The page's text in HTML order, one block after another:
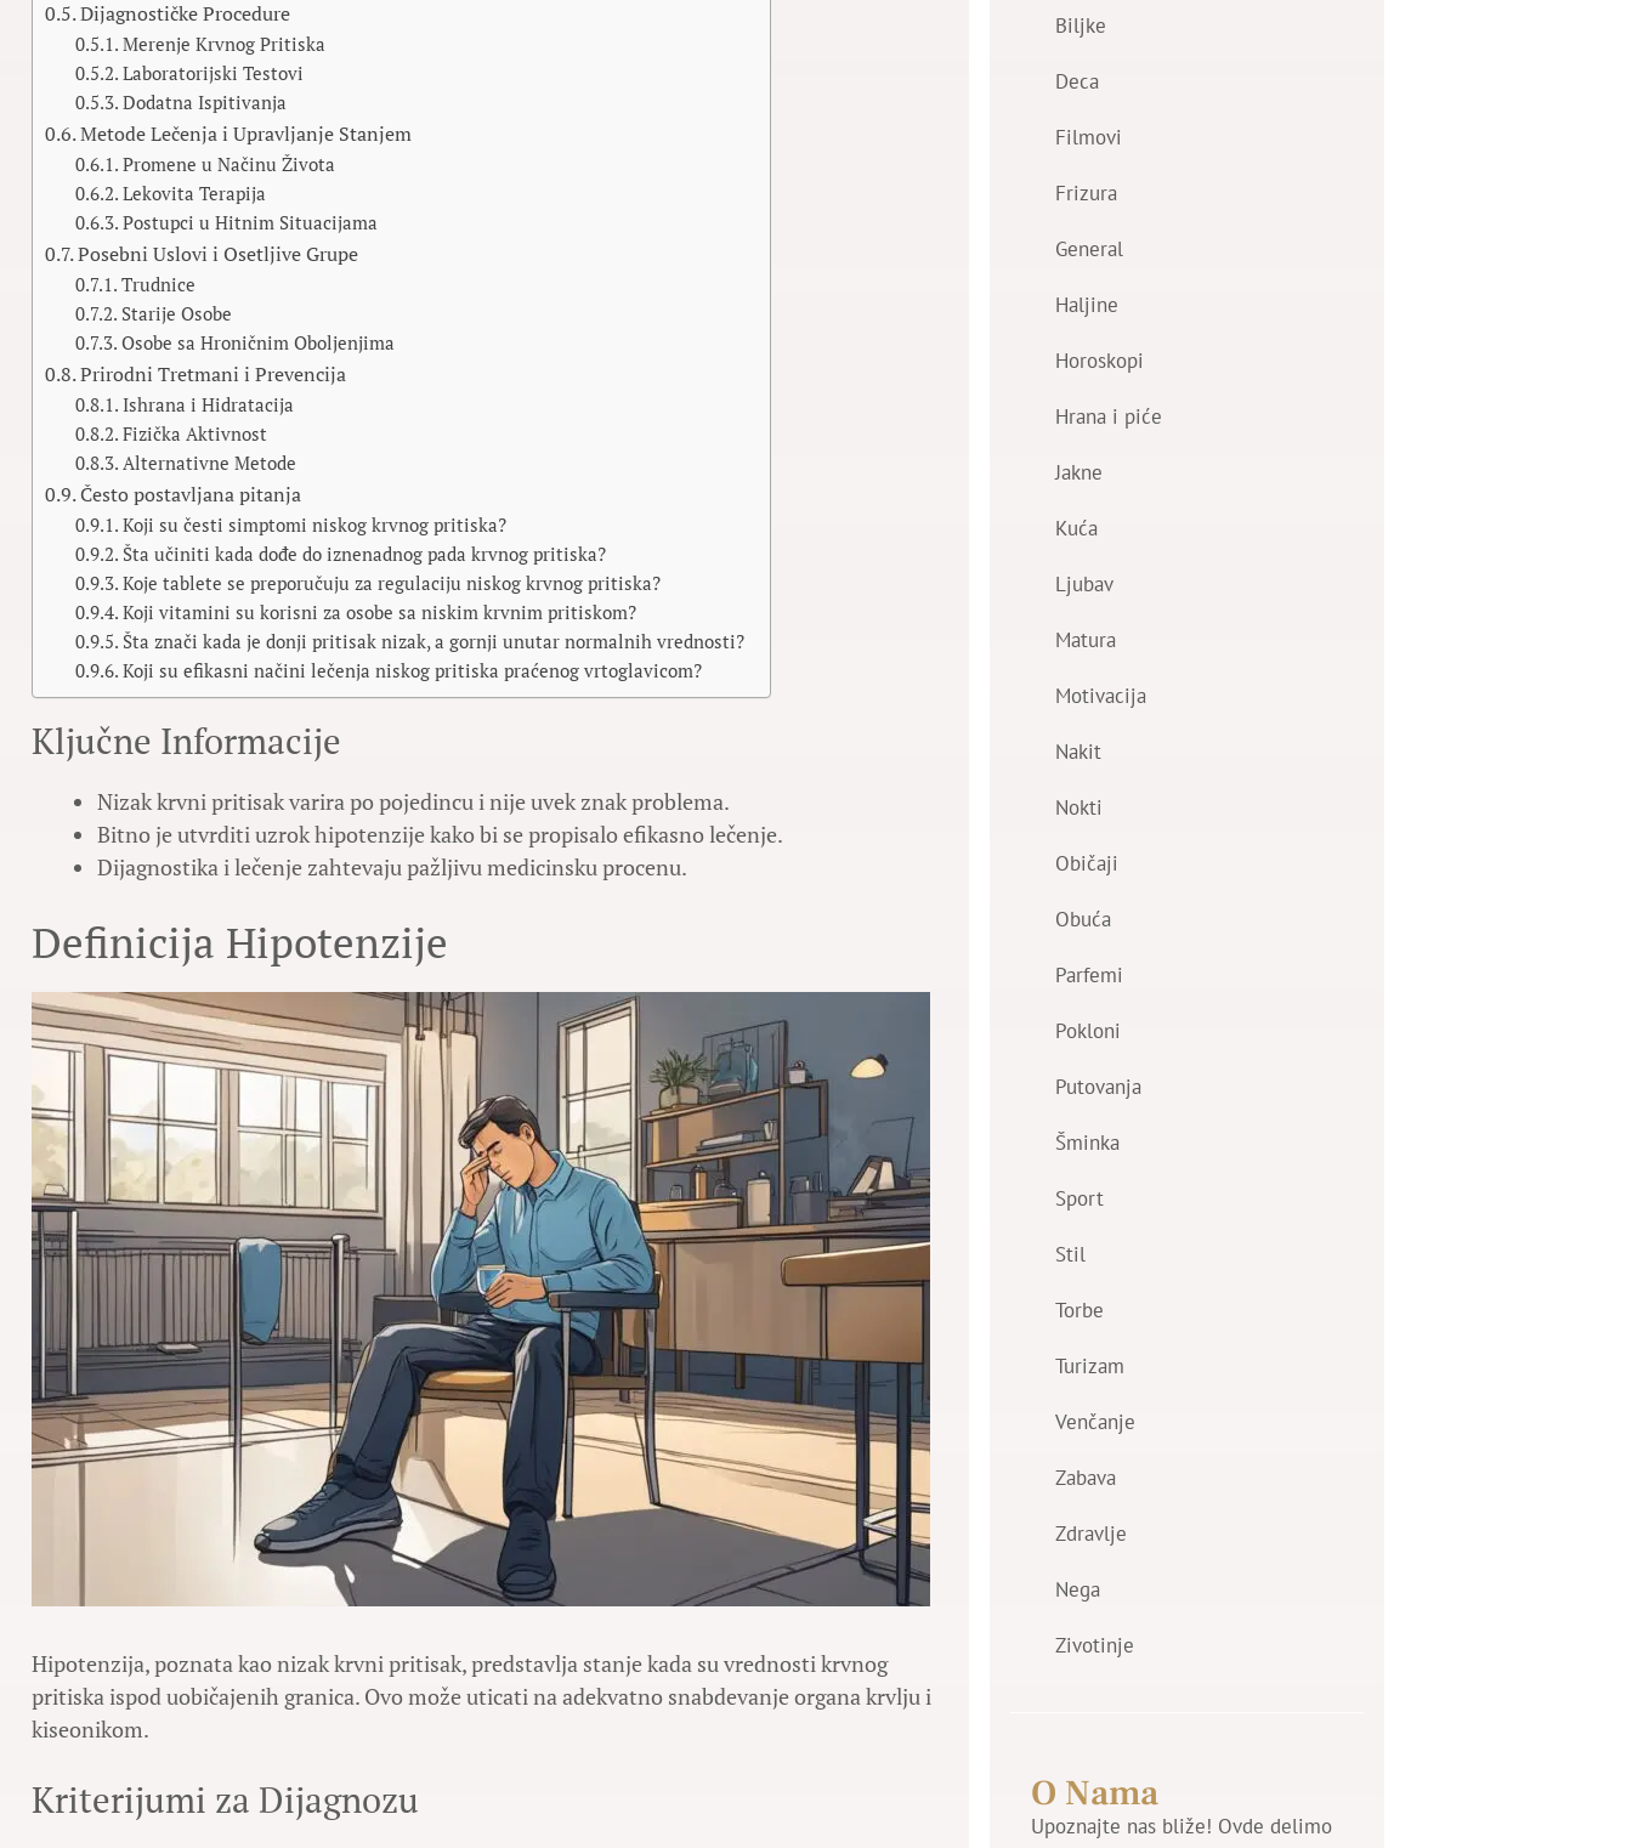
Dijagnostičke Procedure
Merenje Krvnog Pritiska
Laboratorijski Testovi
Dodatna Ispitivanja
Metode Lečenja i Upravljanje Stanjem
Promene u Načinu Života
Lekovita Terapija
Postupci u Hitnim Situacijama
Posebni Uslovi i Osetljive Grupe
Trudnice
Starije Osobe
Osobe sa Hroničnim Oboljenjima
Prirodni Tretmani i Prevencija
Ishrana i Hidratacija
Fizička Aktivnost
Alternativne Metode
Često postavljana pitanja
Koji su česti simptomi niskog krvnog pritiska?
Šta učiniti kada dođe do iznenadnog pada krvnog pritiska?
Koje tablete se preporučuju za regulaciju niskog krvnog pritiska?
Koji vitamini su korisni za osobe sa niskim krvnim pritiskom?
Šta znači kada je donji pritisak nizak, a gornji unutar normalnih vrednosti?
Koji su efikasni načini lečenja niskog pritiska praćenog vrtoglavicom?
Ključne Informacije
Nizak krvni pritisak varira po pojedincu i nije uvek znak problema.
Bitno je utvrditi uzrok hipotenzije kako bi se propisalo efikasno lečenje.
Dijagnostika i lečenje zahtevaju pažljivu medicinsku procenu.
Definicija Hipotenzije
Hipotenzija, poznata kao nizak krvni pritisak, predstavlja stanje kada su vrednosti krvnog
pritiska ispod uobičajenih granica. Ovo može uticati na adekvatno snabdevanje organa krvlju i
kiseonikom.
Kriterijumi za Dijagnozu
Biljke
Deca
Filmovi
Frizura
General
Haljine
Horoskopi
Hrana i piće
Jakne
Kuća
Ljubav
Matura
Motivacija
Nakit
Nokti
Običaji
Obuća
Parfemi
Pokloni
Putovanja
Šminka
Sport
Stil
Torbe
Turizam
Venčanje
Zabava
Zdravlje
Nega
Zivotinje
O Nama
Upoznajte nas bliže! Ovde delimo